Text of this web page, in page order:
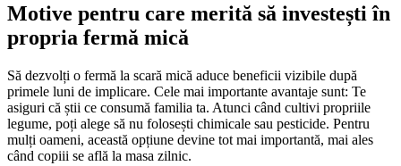
Motive pentru care merită să investești în
propria fermă mică
Să dezvolți o fermă la scară mică aduce beneficii vizibile după
primele luni de implicare. Cele mai importante avantaje sunt: Te
asiguri că știi ce consumă familia ta. Atunci când cultivi propriile
legume, poți alege să nu folosești chimicale sau pesticide. Pentru
mulți oameni, această opțiune devine tot mai importantă, mai ales
când copiii se află la masa zilnic.